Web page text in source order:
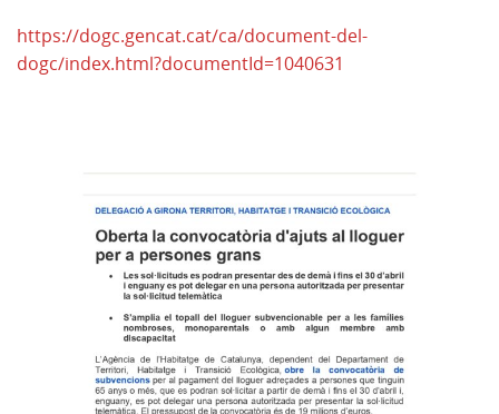
https://dogc.gencat.cat/ca/document-del-
dogc/index.html?documentId=1040631